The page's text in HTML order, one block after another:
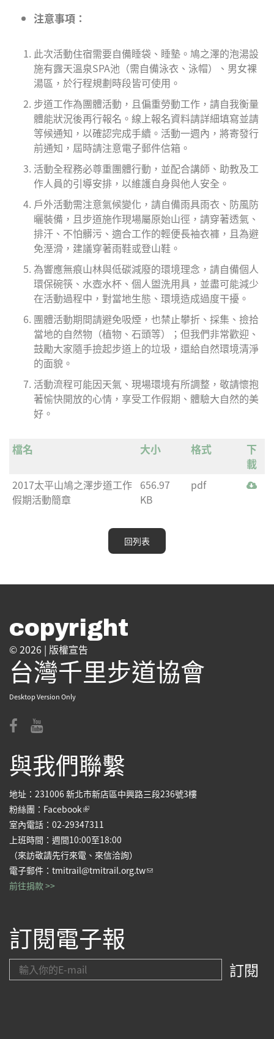
注意事項：
此次活動住宿需要自備睡袋、睡墊。鳩之澤的泡湯設
施有露天溫泉SPA池（需自備泳衣、泳帽）、男女裸
湯區，於行程規劃時段皆可使用。
步道工作為團體活動，且偏重勞動工作，請自我衡量
體能狀況後再行報名。線上報名資料請詳細填寫並請
等候通知，以確認完成手續。活動一週內，將寄發行
前通知，屆時請注意電子郵件信箱。
活動全程務必尊重團體行動，並配合講師、助教及工
作人員的引導安排，以維護自身與他人安全。
戶外活動需注意氣候變化，請自備雨具雨衣、防風防
曬裝備，且步道施作現場屬原始山徑，請穿著透氣、
排汗、不怕髒污、適合工作的輕便長袖衣褲，且為避
免溼滑，建議穿著雨鞋或登山鞋。
為響應無痕山林與低碳減廢的環境理念，請自備個人
環保碗筷、水壺水杯、個人盥洗用具，並盡可能減少
在活動過程中，對當地生態、環境造成過度干擾。
團體活動期間請避免吸煙，也禁止攀折、採集、撿拾
當地的自然物（植物、石頭等）；但我們非常歡迎、
鼓勵大家隨手撿起步道上的垃圾，還給自然環境清淨
的面貌。
活動流程可能因天氣、現場環境有所調整，敬請懷抱
著愉快開放的心情，享受工作假期、體驗大自然的美
好。
檔名 大小 格式
下
載
2017太平山鳩之澤步道工作
假期活動簡章
656.97
KB
pdf
回列表
copyright
© 2026 | 版權宣告
台灣千里步道協會
Desktop Version Only
與我們聯繫
地址：231006 新北市新店區中興路三段236號3樓
粉絲團： Facebook(link is external)
室內電話：02-29347311
上班時間：週間10:00至18:00
（來訪敬請先行來電、來信洽詢）
電子郵件： tmitrail@tmitrail.org.tw(link sends e-mail)
前往捐款 >>
訂閱電子報